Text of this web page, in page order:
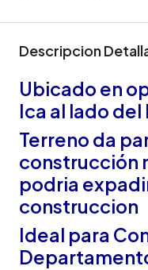
Descripcion
Ubicado en
Ica al lado
Terreno da
construcción
podria
construccion
Ideal para